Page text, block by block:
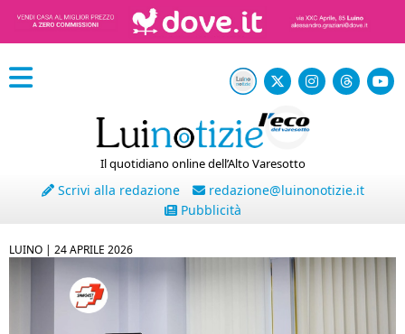
Il quotidiano online dell’Alto Varesotto
Scrivi alla redazione
redazione@luinonotizie.it
Pubblicità
LUINO | 24 APRILE 2026